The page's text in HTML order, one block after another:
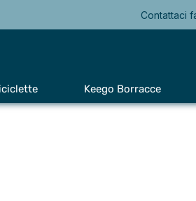
Contattaci
Keego Borracce